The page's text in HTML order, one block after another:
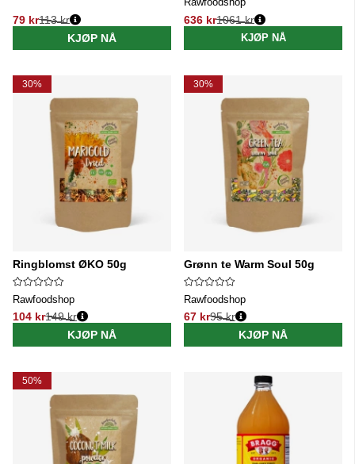
79 kr
Vanlig pris:
113 kr
KJØP NÅ
636 kr
Vanlig pris:
1061 kr
KJØP NÅ
30%
Ringblomst ØKO 50g
Rawfoodshop
104 kr
Vanlig pris:
149 kr
KJØP NÅ
30%
Grønn te Warm Soul 50g
Rawfoodshop
67 kr
Vanlig pris:
95 kr
KJØP NÅ
50%